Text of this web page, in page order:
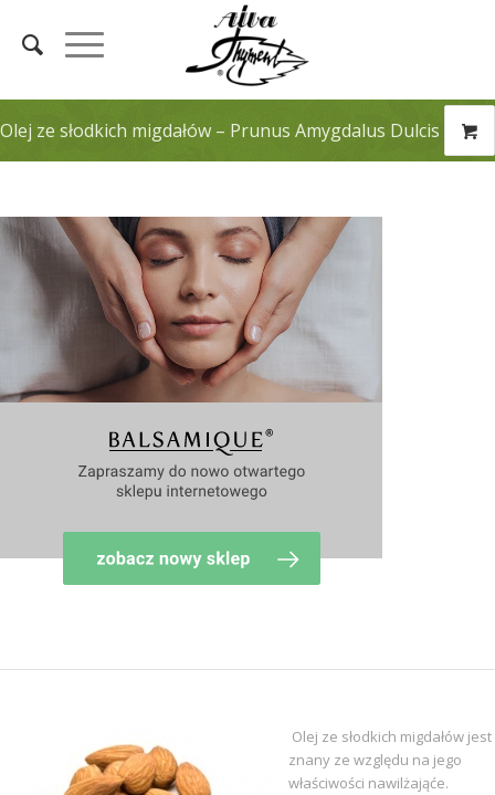
Olej ze słodkich migdałów – Prunus Amygdalus Dulcis
Olej ze słodkich migdałów jest
znany ze względu na jego
właściwości nawilżająće.